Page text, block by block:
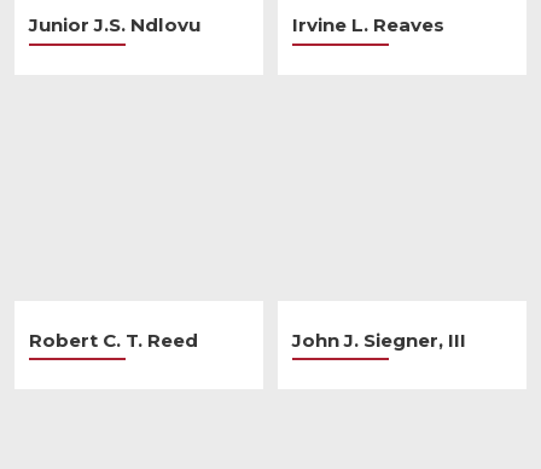
Junior J.S. Ndlovu Irvine L. Reaves
Robert C. T. Reed John J. Siegner, III